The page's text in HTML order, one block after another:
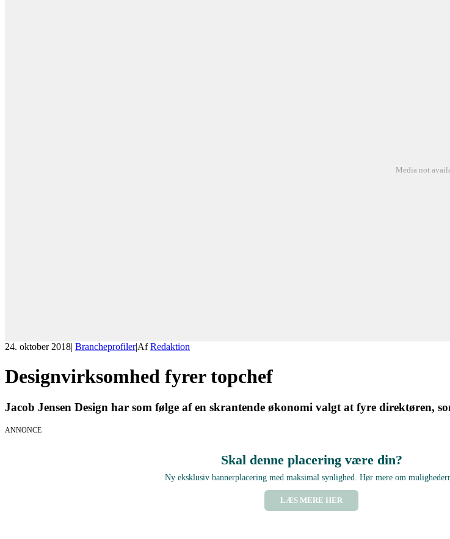
Media not
24. oktober 2018| Brancheprofiler|AfRedaktion
Designvirksomhed fyrer topchef
Jacob Jensen Design har som følge af en skrantende økonomi valgt at fyre direktøren,
ANNONCE
Skal denne placering være din?
Ny eksklusiv bannerplacering med maksimal synlighed. Hør mere om
LÆS MERE HER